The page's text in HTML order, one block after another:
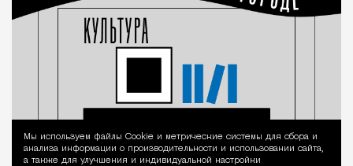
Уведомление
Мы используем файлы Сookie и метрические системы для сбора и
анализа информации о производительности и использовании сайта,
а также для улучшения и индивидуальной настройки